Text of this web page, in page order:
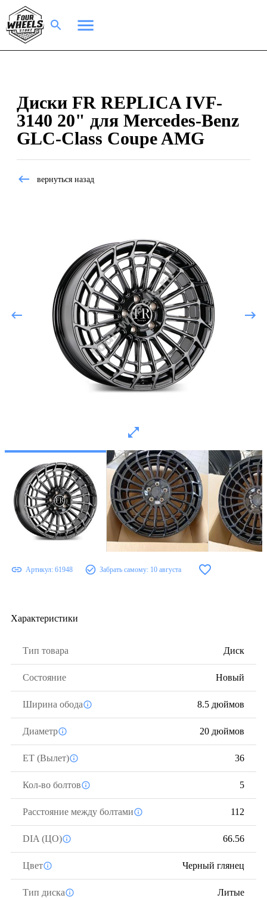
Диски FR REPLICA IVF-
3140 20" для Mercedes-Benz
GLC-Class Coupe AMG
вернуться назад
Артикул: 61948 Забрать самому: 10 августа
Характеристики
Тип товара Диск
Состояние Новый
Ширина обода 8.5 дюймов
Диаметр 20 дюймов
ЕТ (Вылет) 36
Кол-во болтов 5
Расстояние между болтами 112
DIA (ЦО) 66.56
Цвет Черный глянец
Тип диска Литые